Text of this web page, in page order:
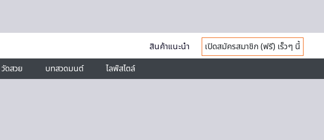
สินค้าแนะนำ
เปิดสมัครสมาชิก (ฟรี) เร็วๆ นี้
วัดสวย บทสวดมนต์ ไลฟ์สไตล์